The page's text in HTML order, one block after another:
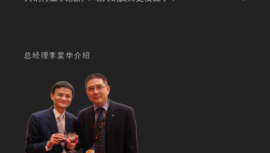
总经理李棠华介绍